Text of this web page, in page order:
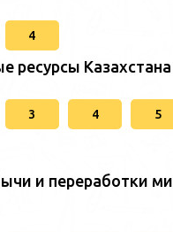
4
ресурсы Казахстана
3 4 5
и переработки